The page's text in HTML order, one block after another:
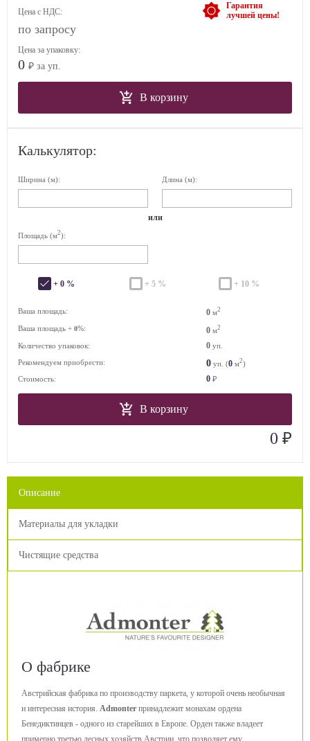
Гарантия
лучшей цены!
Цена с НДС:
по запросу
Цена за упаковку:
0 ₽ за уп.
В корзину
Калькулятор:
Ширина (м): Длина (м):
или
Площадь (м2):
+ 0 % + 5 % + 10 %
Ваша площадь: 0 м2
Ваша площадь + 0%: 0 м2
Количество упаковок: 0 уп.
Рекомендуем приобрести:
0 уп. (0 м2)
Стоимость:
0 ₽
В корзину
0 ₽
Описание
Материалы для укладки
Чистящие средства
О фабрике
Австрийская фабрика по производству паркета, у которой очень необычная
и интересная история. Admonter принадлежит монахам ордена
Бенедиктинцев - одного из старейших в Европе. Орден также владеет
примерно третью лесных хозяйств Австрии, что позволяет ему